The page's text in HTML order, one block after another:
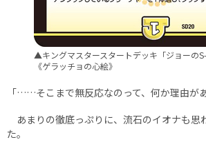
▲キングマスタースタートデッキ「ジョーのS-
《ゲラッチョの心絵》
「……そこまで無反応なのって、何か理由が
あまりの徹底っぷりに、流石のイオナも思
た。